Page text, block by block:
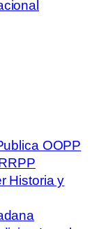
OOPP
Historia y